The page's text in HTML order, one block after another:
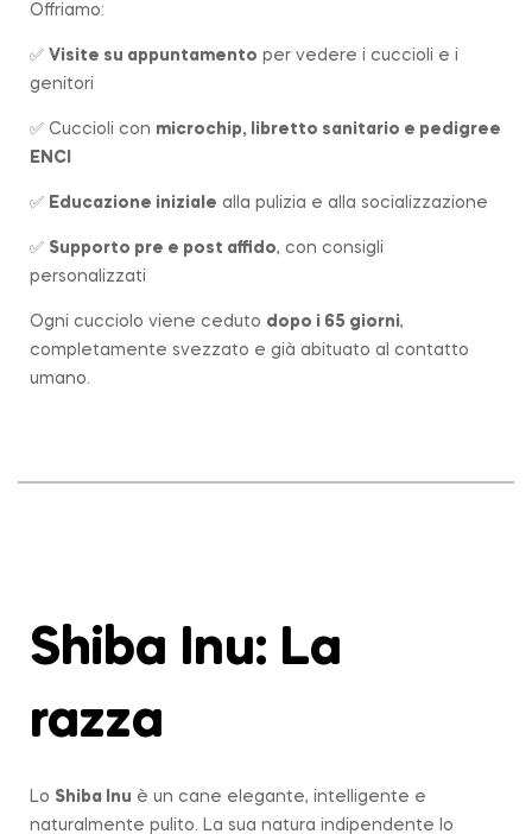
Offriamo:
✅ Visite su appuntamento per vedere i cuccioli e i
genitori
✅ Cuccioli con microchip, libretto sanitario e pedigree
ENCI
✅ Educazione iniziale alla pulizia e alla socializzazione
✅ Supporto pre e post affido, con consigli
personalizzati
Ogni cucciolo viene ceduto dopo i 65 giorni,
completamente svezzato e già abituato al contatto
umano.
Shiba Inu: La
razza
Lo Shiba Inu è un cane elegante, intelligente e
naturalmente pulito. La sua natura indipendente lo